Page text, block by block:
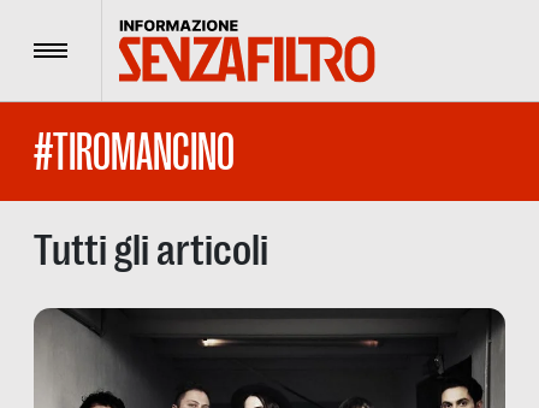
Menu
#TIROMANCINO
Tutti gli articoli